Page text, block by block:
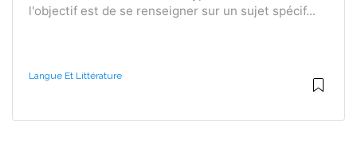
l'objectif est de se renseigner sur un sujet spécif...
Langue Et Littérature